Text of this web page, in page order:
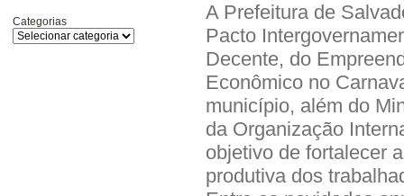
Categorias
A Prefeitura de
Pacto
Decente, do
Econômico no
município, além do
da Organização
objetivo de fortalecer
produtiva dos